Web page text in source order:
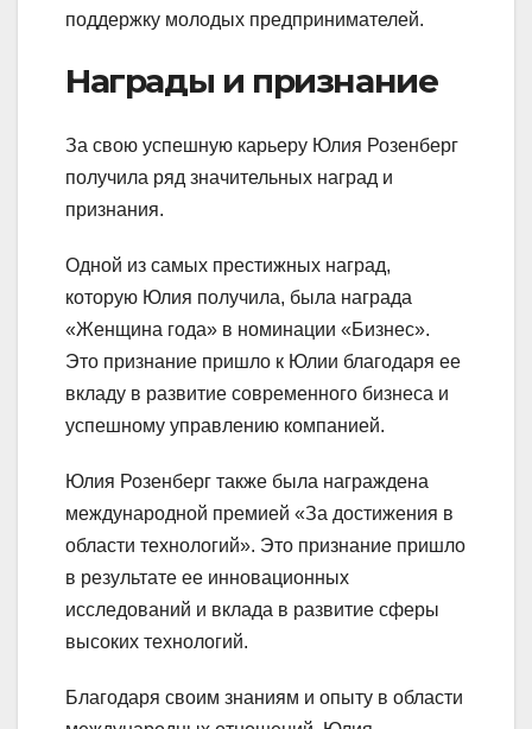
поддержку молодых предпринимателей.
Награды и признание
За свою успешную карьеру Юлия Розенберг
получила ряд значительных наград и
признания.
Одной из самых престижных наград,
которую Юлия получила, была награда
«Женщина года» в номинации «Бизнес».
Это признание пришло к Юлии благодаря ее
вкладу в развитие современного бизнеса и
успешному управлению компанией.
Юлия Розенберг также была награждена
международной премией «За достижения в
области технологий». Это признание пришло
в результате ее инновационных
исследований и вклада в развитие сферы
высоких технологий.
Благодаря своим знаниям и опыту в области